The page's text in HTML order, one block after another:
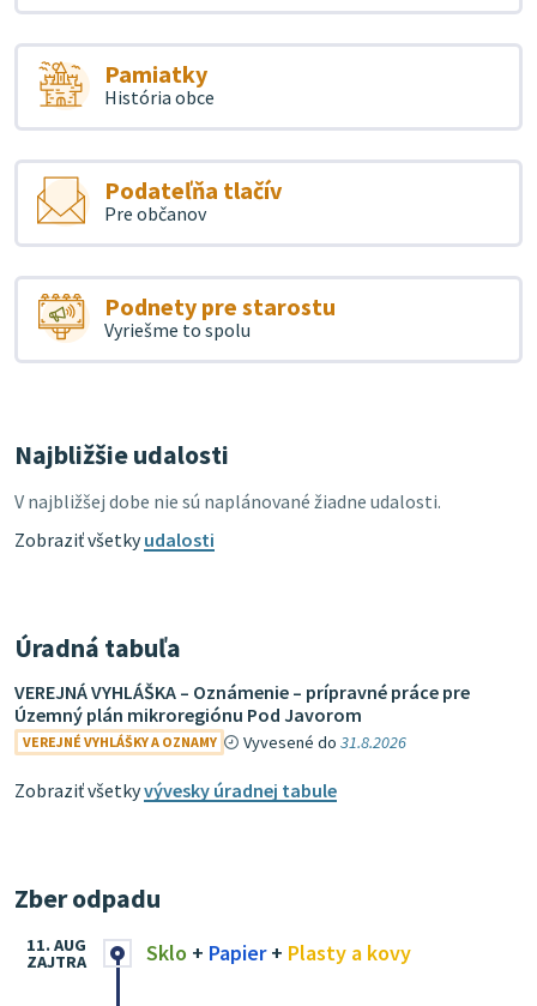
Pamiatky
História obce
Podateľňa tlačív
Pre občanov
Podnety pre starostu
Vyriešme to spolu
Najbližšie udalosti
V najbližšej dobe nie sú naplánované žiadne udalosti.
Zobraziť všetkyudalosti
Úradná tabuľa
VEREJNÁ VYHLÁŠKA – Oznámenie – prípravné práce pre
Územný plán mikroregiónu Pod Javorom
VEREJNÉ VYHLÁŠKY A OZNAMY Vyvesené do31.8.2026
Zobraziť všetkyvývesky úradnej tabule
Zber odpadu
Sklo + Papier+ Plasty a kovy
11. AUG
ZAJTRA